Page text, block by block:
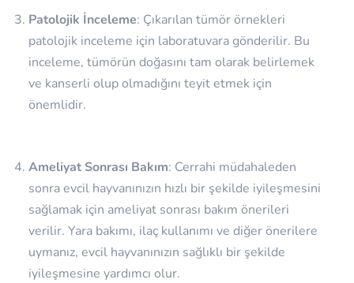
Patolojik İnceleme: Çıkarılan tümör örnekleri
patolojik inceleme için laboratuvara gönderilir. Bu
inceleme, tümörün doğasını tam olarak belirlemek
ve kanserli olup olmadığını teyit etmek için
önemlidir.
Ameliyat Sonrası Bakım: Cerrahi müdahaleden
sonra evcil hayvanınızın hızlı bir şekilde iyileşmesini
sağlamak için ameliyat sonrası bakım önerileri
verilir. Yara bakımı, ilaç kullanımı ve diğer önerilere
uymanız, evcil hayvanınızın sağlıklı bir şekilde
iyileşmesine yardımcı olur.